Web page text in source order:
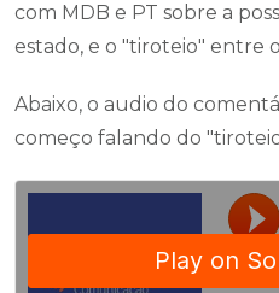
com MDB e PT sobre a
estado, e o "tiroteio" entre
Abaixo, o audio do
começo falando do